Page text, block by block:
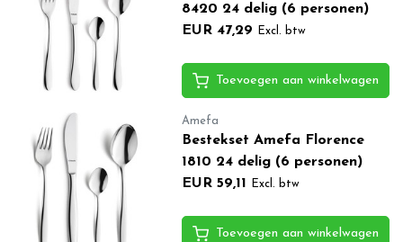
8420 24 delig (6 personen)
EUR 47,29
Excl. btw
Toevoegen aan winkelwagen
Amefa
Bestekset Amefa Florence
1810 24 delig (6 personen)
EUR 59,11
Excl. btw
Toevoegen aan winkelwagen